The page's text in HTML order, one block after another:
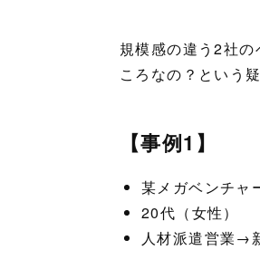
規模感の違う2社
ころなの？という
【事例1】
某メガベンチャ
20代（女性）
人材派遣営業→